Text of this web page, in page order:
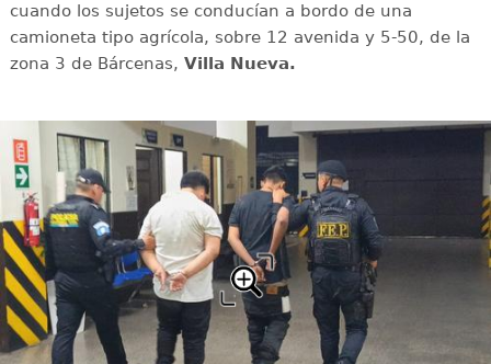
cuando los sujetos se conducían a bordo de una
camioneta tipo agrícola, sobre 12 avenida y 5-50, de la
zona 3 de Bárcenas, Villa Nueva.